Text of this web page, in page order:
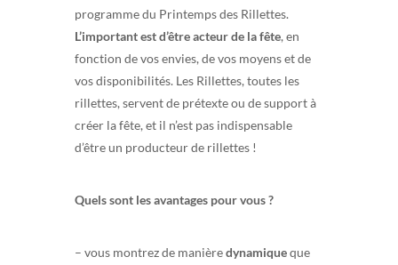
programme du Printemps des Rillettes.
L’important est d’être acteur de la fête, en
fonction de vos envies, de vos moyens et de
vos disponibilités. Les Rillettes, toutes les
rillettes, servent de prétexte ou de support à
créer la fête, et il n’est pas indispensable
d’être un producteur de rillettes !
Quels sont les avantages pour vous ?
– vous montrez de manièredynamiqueque